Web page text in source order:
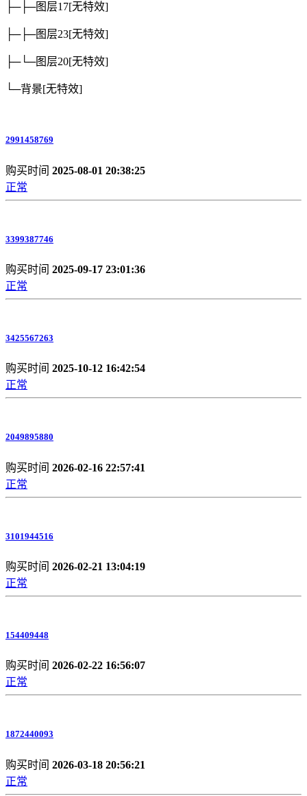
├─├─图层17[无特效]
├─├─图层23[无特效]
├─└─图层20[无特效]
└─背景[无特效]
2991458769
购买时间 2025-08-01 20:38:25
正常
3399387746
购买时间 2025-09-17 23:01:36
正常
3425567263
购买时间 2025-10-12 16:42:54
正常
2049895880
购买时间 2026-02-16 22:57:41
正常
3101944516
购买时间 2026-02-21 13:04:19
正常
154409448
购买时间 2026-02-22 16:56:07
正常
1872440093
购买时间 2026-03-18 20:56:21
正常